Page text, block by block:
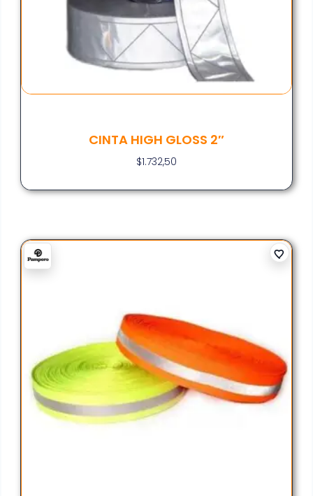
CINTA HIGH GLOSS 2″
$1.732,50